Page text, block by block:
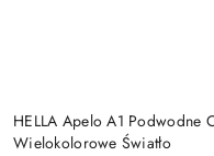
HELLA Apelo A1 Podwodne
Wielokolorowe Światło